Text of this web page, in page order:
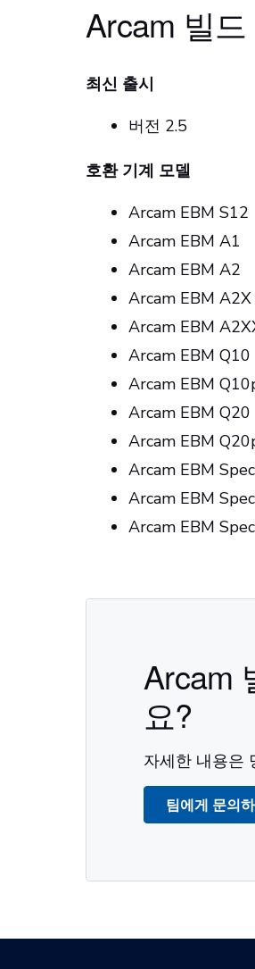
Arcam 빌
최신 출시
버전 2.5
호환 기계 모델
Arcam EBM S12
Arcam EBM A1
Arcam EBM A2
Arcam EBM A2X
Arcam EBM
Arcam EBM Q10
Arcam EBM
Arcam EBM Q20
Arcam EBM
Arcam EBM
Arcam EBM
Arcam EBM
Arcam
요?
자세한 내용은
팀에게 문의